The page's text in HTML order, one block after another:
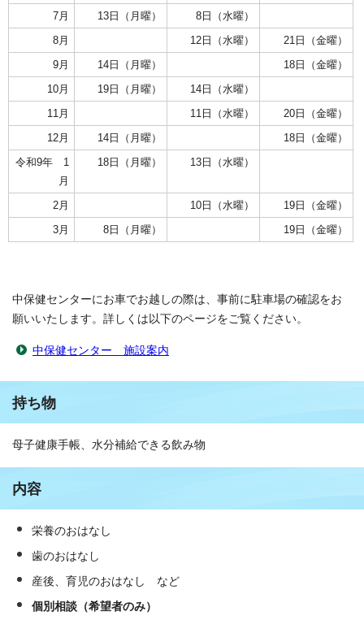
7月
13日（月曜）
8日（水曜）
8月
12日（水曜）
21日（金曜）
9月
14日（月曜）
18日（金曜）
10月
19日（月曜）
14日（水曜）
11月
11日（水曜）
20日（金曜）
12月
14日（月曜）
18日（金曜）
令和9年 1
月
18日（月曜） 13日（水曜）
2月 10日（水曜）
19日（金曜）
3月
8日（月曜） 19日（金曜）
中保健センターにお車でお越しの際は、事前に駐車場の確認をお
願いいたします。詳しくは以下のページをご覧ください。
中保健センター 施設案内
持ち物
母子健康手帳、水分補給できる飲み物
内容
栄養のおはなし
歯のおはなし
産後、育児のおはなし など
個別相談（希望者のみ）